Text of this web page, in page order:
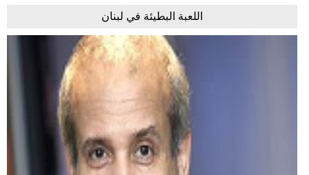
اللعبة البطيئة في لبنان